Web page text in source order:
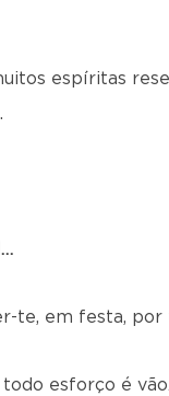
espíritas
te, em festa,
todo esforço é